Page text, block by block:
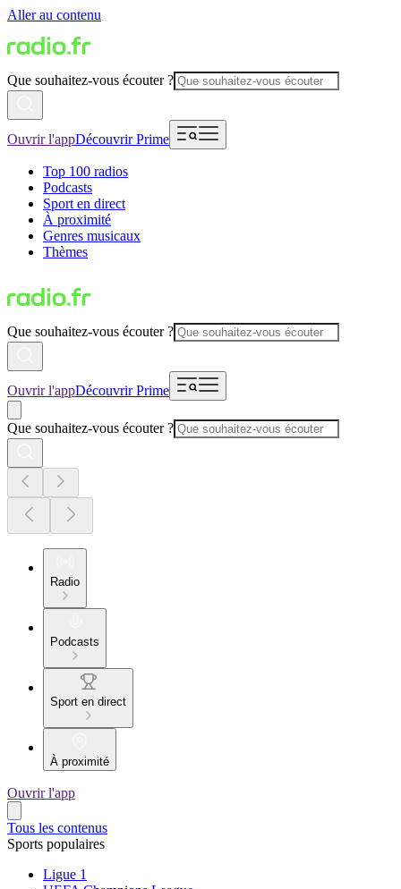
Aller au contenu
Que souhaitez-vous écouter ?
Ouvrir l'appDécouvrir Prime
Top 100 radios
Podcasts
Sport en direct
À proximité
Genres musicaux
Thèmes
Que souhaitez-vous écouter ?
Ouvrir l'appDécouvrir Prime
Que souhaitez-vous écouter ?
Radio
Podcasts
Sport en direct
À proximité
Ouvrir l'app
Tous les contenus
Sports populaires
Ligue 1